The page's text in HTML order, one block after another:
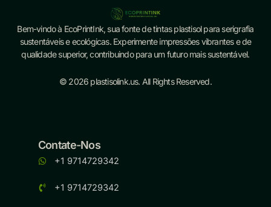
Bem-vindo à EcoPrintInk, sua fonte de tintas plastisol para serigrafia
sustentáveis e ecológicas. Experimente impressões vibrantes e de
qualidade superior, contribuindo para um futuro mais sustentável.
© 2026 plastisolink.us. All Rights Reserved.
Contate-Nos
+1 9714729342
+1 9714729342